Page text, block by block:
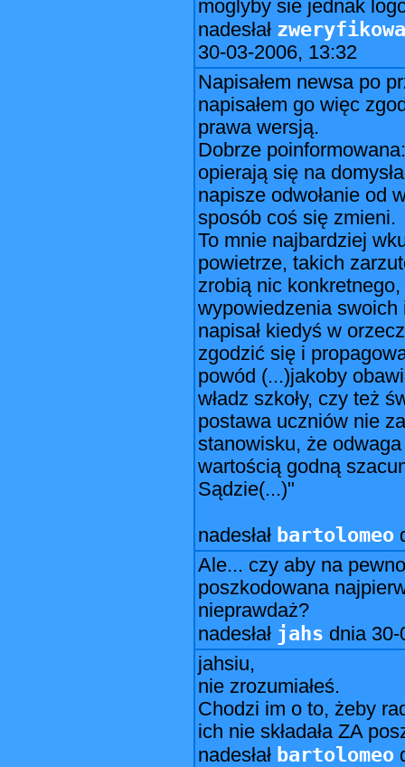
moglyby sie jednak
nadesłał
30-03-2006, 13:32
Napisałem newsa po
napisałem go więc
prawa wersją.
Dobrze
opierają się na
napisze odwołanie od
sposób coś się zmieni.
To mnie najbardziej
powietrze, takich
zrobią nic
wypowiedzenia
napisał kiedyś w
zgodzić się i
powód (...)jakoby
władz szkoły, czy też
postawa uczniów nie
stanowisku, że
wartością godną
Sądzie(...)"
nadesłał bartolomeo
Ale... czy aby na
poszkodowana
nieprawdaż?
nadesłał jahs dnia 30-
jahsiu,
nie zrozumiałeś.
Chodzi im o to, żeby
ich nie składała ZA
nadesłał bartolomeo